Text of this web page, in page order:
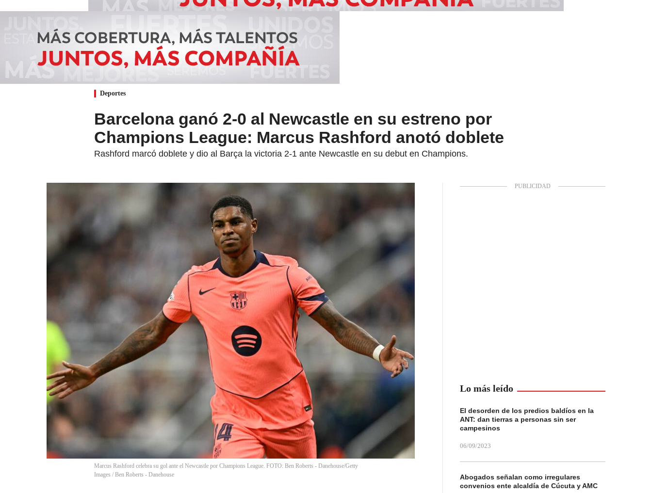
Deportes
Barcelona ganó 2-0 al Newcastle en su estreno por
Champions League: Marcus Rashford anotó doblete
Rashford marcó doblete y dio al Barça la victoria 2-1 ante Newcastle en su debut en Champions.
Marcus Rashford celebra su gol ante el Newcastle por Champions League. FOTO: Ben Roberts - Danehouse/Getty
Images / Ben Roberts - Danehouse
Lo más leído
El desorden de los predios baldíos en la
ANT: dan tierras a personas sin ser
campesinos
06/09/2023
Abogados señalan como irregulares
convenios ente alcaldía de Cúcuta y AMC